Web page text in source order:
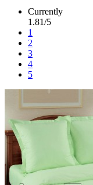
Currently
1.81/5
1
2
3
4
5